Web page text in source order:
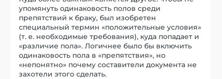
упомянуть одинаковость полов среди
препятствий к браку, был изобретен
специальный термин «положительные условия»
(т. е. необходимые требования), куда попадает и
«различие пола». Логичнее было бы включить
одинаковость пола в «препятствия», но
«непонятно» почему составители документа не
захотели этого сделать.